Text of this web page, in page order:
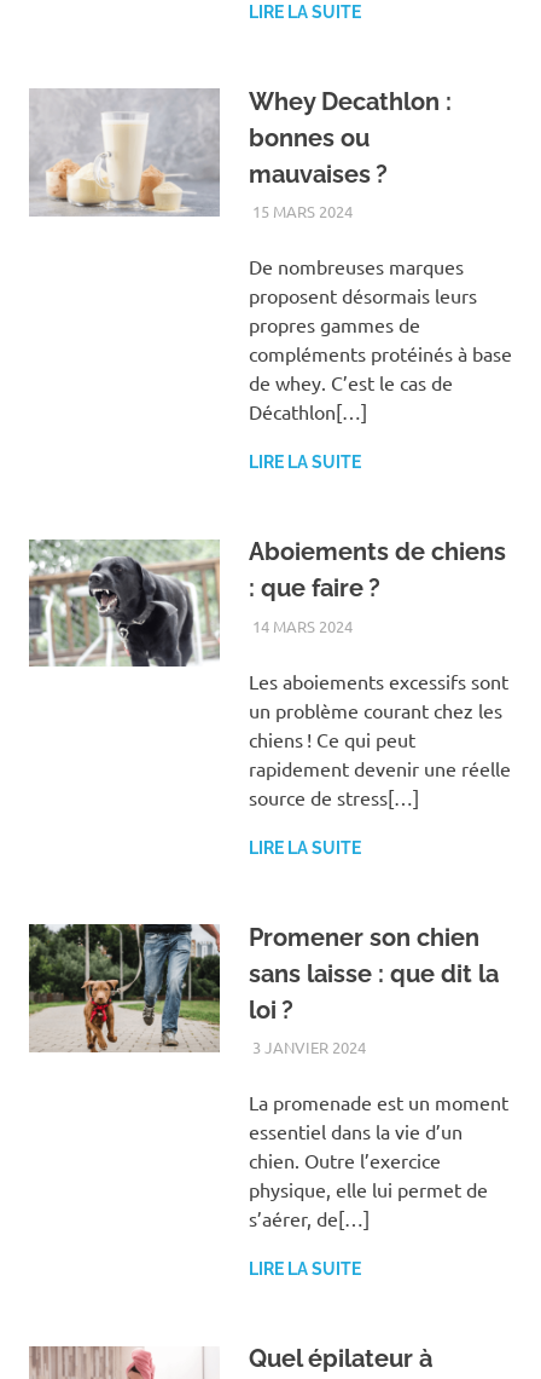
LIRE LA SUITE
Whey Decathlon :
bonnes ou
mauvaises ?
15 MARS 2024BIEN-ÊTRE
De nombreuses marques
proposent désormais leurs
propres gammes de
compléments protéinés à base
de whey. C’est le cas de
Décathlon[…]
LIRE LA SUITE
Aboiements de chiens
: que faire ?
14 MARS 2024FAMILLE
Les aboiements excessifs sont
un problème courant chez les
chiens ! Ce qui peut
rapidement devenir une réelle
source de stress[…]
LIRE LA SUITE
Promener son chien
sans laisse : que dit la
loi ?
3 JANVIER 2024LOISIRS
La promenade est un moment
essentiel dans la vie d’un
chien. Outre l’exercice
physique, elle lui permet de
s’aérer, de[…]
LIRE LA SUITE
Quel épilateur à